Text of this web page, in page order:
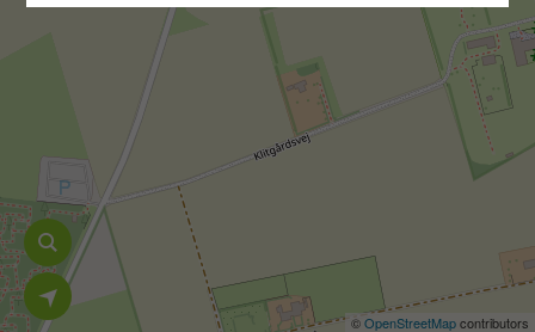
©OpenStreetMapcontributors